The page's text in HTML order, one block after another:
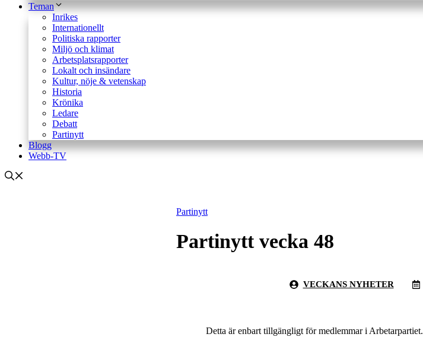
Teman
Inrikes
Internationellt
Politiska rapporter
Miljö och klimat
Arbetsplatsrapporter
Lokalt och insändare
Kultur, nöje & vetenskap
Historia
Krönika
Ledare
Debatt
Partinytt
Blogg
Webb-TV
Partinytt
Partinytt vecka 48
VECKANS NYHETER
Detta är enbart tillgängligt för medlemmar i Arbetarpartiet.